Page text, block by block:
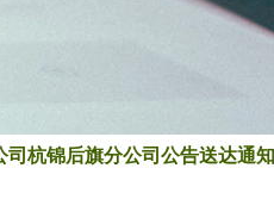
司杭锦后旗分公司公告送达通知